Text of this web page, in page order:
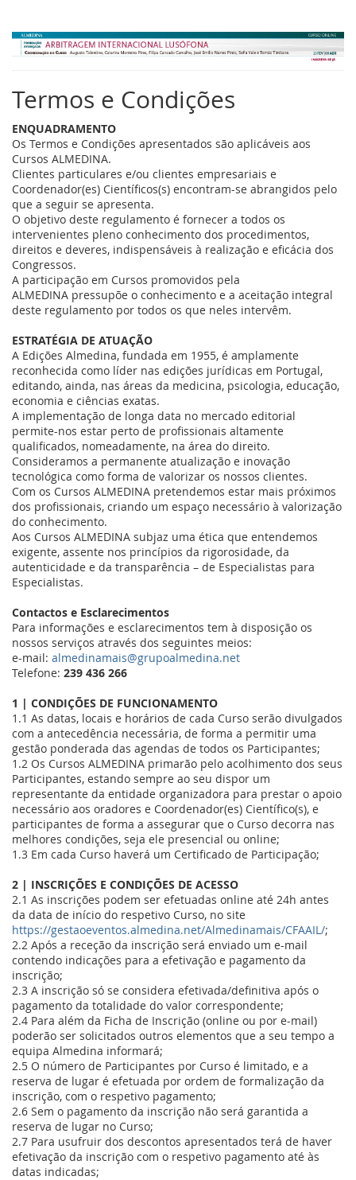
Termos e Condições
ENQUADRAMENTO
Os Termos e Condições apresentados são aplicáveis aos
Cursos ALMEDINA.
Clientes particulares e/ou clientes empresariais e
Coordenador(es) Científicos(s) encontram-se abrangidos pelo
que a seguir se apresenta.
O objetivo deste regulamento é fornecer a todos os
intervenientes pleno conhecimento dos procedimentos,
direitos e deveres, indispensáveis à realização e eficácia dos
Congressos.
A participação em Cursos promovidos pela
ALMEDINA pressupõe o conhecimento e a aceitação integral
deste regulamento por todos os que neles intervêm.
ESTRATÉGIA DE ATUAÇÃO
A Edições Almedina, fundada em 1955, é amplamente
reconhecida como líder nas edições jurídicas em Portugal,
editando, ainda, nas áreas da medicina, psicologia, educação,
economia e ciências exatas.
A implementação de longa data no mercado editorial
permite-nos estar perto de profissionais altamente
qualificados, nomeadamente, na área do direito.
Consideramos a permanente atualização e inovação
tecnológica como forma de valorizar os nossos clientes.
Com os Cursos ALMEDINA pretendemos estar mais próximos
dos profissionais, criando um espaço necessário à valorização
do conhecimento.
Aos Cursos ALMEDINA subjaz uma ética que entendemos
exigente, assente nos princípios da rigorosidade, da
autenticidade e da transparência – de Especialistas para
Especialistas.
Contactos e Esclarecimentos
Para informações e esclarecimentos tem à disposição os
nossos serviços através dos seguintes meios:
e-mail: almedinamais@grupoalmedina.net
Telefone: 239 436 266
1 | CONDIÇÕES DE FUNCIONAMENTO
1.1 As datas, locais e horários de cada Curso serão divulgados
com a antecedência necessária, de forma a permitir uma
gestão ponderada das agendas de todos os Participantes;
1.2 Os Cursos ALMEDINA primarão pelo acolhimento dos seus
Participantes, estando sempre ao seu dispor um
representante da entidade organizadora para prestar o apoio
necessário aos oradores e Coordenador(es) Científico(s), e
participantes de forma a assegurar que o Curso decorra nas
melhores condições, seja ele presencial ou online;
1.3 Em cada Curso haverá um Certificado de Participação;
2 | INSCRIÇÕES E CONDIÇÕES DE ACESSO
2.1 As inscrições podem ser efetuadas online até 24h antes
da data de início do respetivo Curso, no site
https://gestaoeventos.almedina.net/Almedinamais/CFAAIL/;
2.2 Após a receção da inscrição será enviado um e-mail
contendo indicações para a efetivação e pagamento da
inscrição;
2.3 A inscrição só se considera efetivada/definitiva após o
pagamento da totalidade do valor correspondente;
2.4 Para além da Ficha de Inscrição (online ou por e-mail)
poderão ser solicitados outros elementos que a seu tempo a
equipa Almedina informará;
2.5 O número de Participantes por Curso é limitado, e a
reserva de lugar é efetuada por ordem de formalização da
inscrição, com o respetivo pagamento;
2.6 Sem o pagamento da inscrição não será garantida a
reserva de lugar no Curso;
2.7 Para usufruir dos descontos apresentados terá de haver
efetivação da inscrição com o respetivo pagamento até às
datas indicadas;